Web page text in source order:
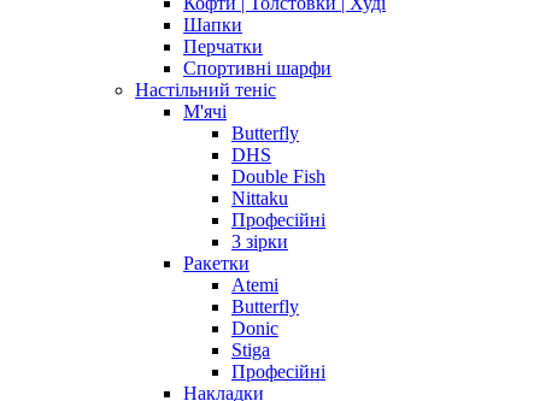
Шапки
Перчатки
Спортивні шарфи
Настільний теніс
М'ячі
Butterfly
DHS
Double Fish
Nittaku
Професійні
3 зірки
Ракетки
Atemi
Butterfly
Donic
Stiga
Професійні
Накладки